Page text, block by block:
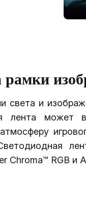
рамки
света и
лента может
Chroma™ RGB и